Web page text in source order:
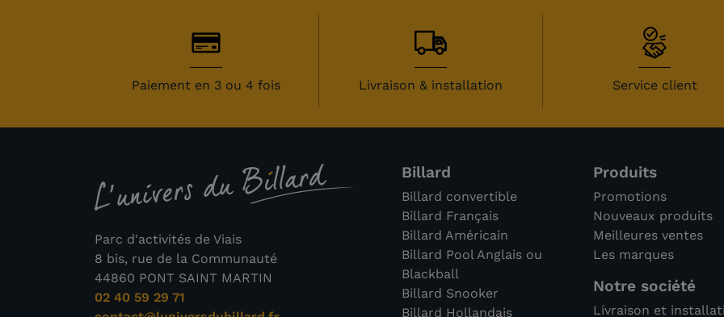
Paiement en 3 ou 4 fois Livraison & installation Service client
Parc d'activités de Viais
8 bis, rue de la Communauté
44860 PONT SAINT MARTIN
02 40 59 29 71
Billard
Billard convertible
Billard Français
Billard Américain
Billard Pool Anglais ou
Blackball
Billard Snooker
Billard Hollandais
Produits
Promotions
Nouveaux produits
Meilleures ventes
Les marques
Notre société
Livraison et